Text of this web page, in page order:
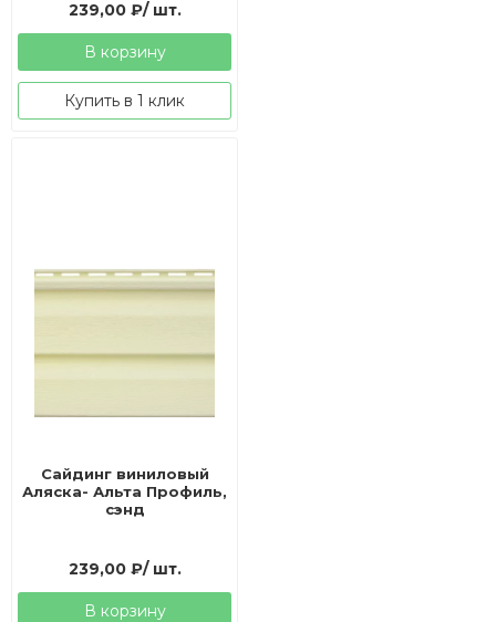
239,00 ₽/ шт.
В корзину
Купить в 1 клик
Сайдинг виниловый
Аляска- Альта Профиль,
сэнд
239,00 ₽/ шт.
В корзину